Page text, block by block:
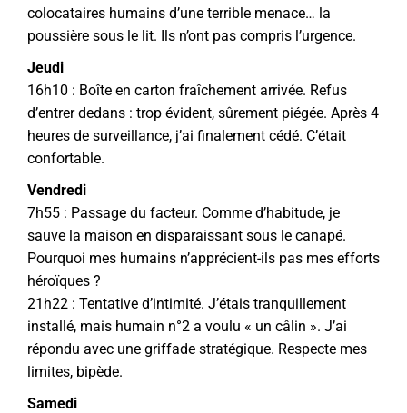
colocataires humains d’une terrible menace… la
poussière sous le lit. Ils n’ont pas compris l’urgence.
Jeudi
16h10 : Boîte en carton fraîchement arrivée. Refus
d’entrer dedans : trop évident, sûrement piégée. Après 4
heures de surveillance, j’ai finalement cédé. C’était
confortable.
Vendredi
7h55 : Passage du facteur. Comme d’habitude, je
sauve la maison en disparaissant sous le canapé.
Pourquoi mes humains n’apprécient-ils pas mes efforts
héroïques ?
21h22 : Tentative d’intimité. J’étais tranquillement
installé, mais humain n°2 a voulu « un câlin ». J’ai
répondu avec une griffade stratégique. Respecte mes
limites, bipède.
Samedi